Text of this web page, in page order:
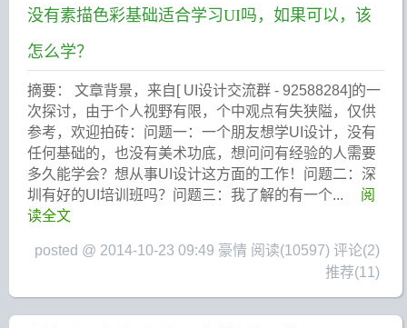
没有素描色彩基础适合学习UI吗，如果可以，该
怎么学？
摘要： 文章背景，来自[ UI设计交流群 - 92588284]的一
次探讨，由于个人视野有限，个中观点有失狭隘，仅供
参考，欢迎拍砖：问题一：一个朋友想学UI设计，没有
任何基础的，也没有美术功底，想问问有经验的人需要
多久能学会？想从事UI设计这方面的工作！问题二：深
圳有好的UI培训班吗？问题三：我了解的有一个...
阅
读全文
posted @ 2014-10-23 09:49 豪情 阅读(10597) 评论(2)
推荐(11)